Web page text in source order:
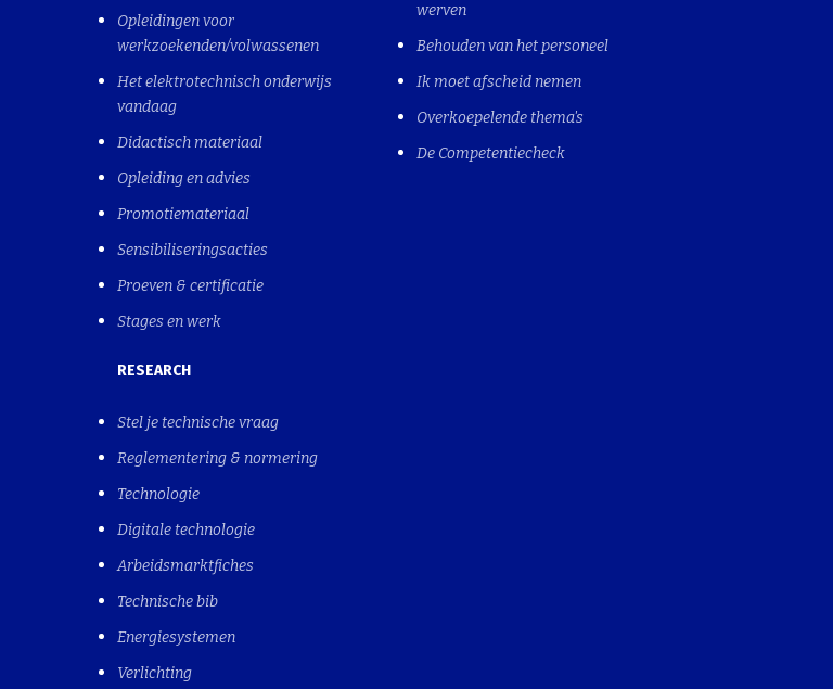
Opleidingen voor
werkzoekenden/volwassenen
Het elektrotechnisch onderwijs
vandaag
Didactisch materiaal
Opleiding en advies
Promotiemateriaal
Sensibiliseringsacties
Proeven & certificatie
Stages en werk
RESEARCH
Stel je technische vraag
Reglementering & normering
Technologie
Digitale technologie
Arbeidsmarktfiches
Technische bib
Energiesystemen
Verlichting
werven
Behouden van het personeel
Ik moet afscheid nemen
Overkoepelende thema's
De Competentiecheck